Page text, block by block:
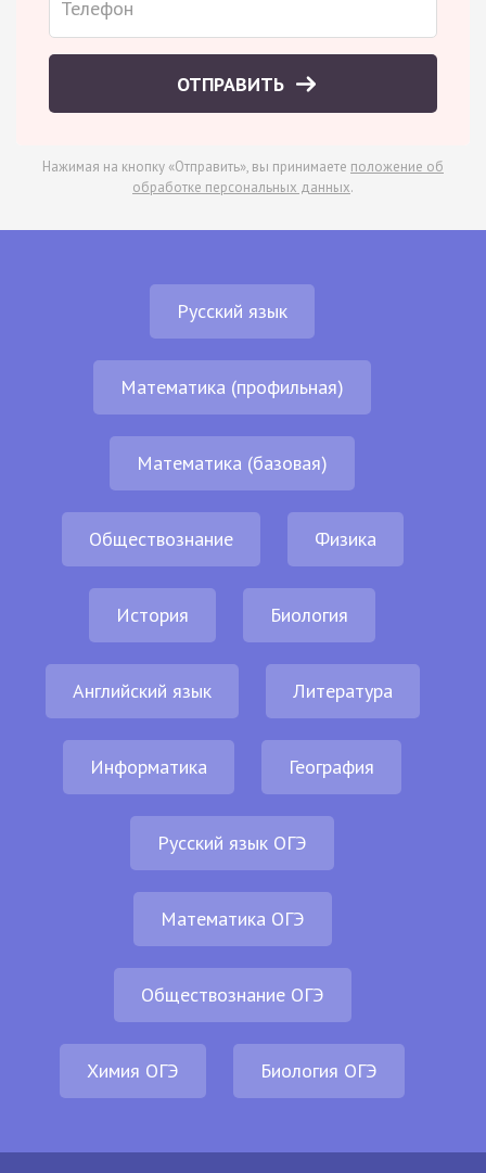
ОТПРАВИТЬ
Нажимая на кнопку «Отправить», вы принимаете положение об
обработке персональных данных.
Русский язык
Математика (профильная)
Математика (базовая)
Обществознание Физика
История Биология
Английский язык Литература
Информатика География
Русский язык ОГЭ
Математика ОГЭ
Обществознание ОГЭ
Химия ОГЭ Биология ОГЭ